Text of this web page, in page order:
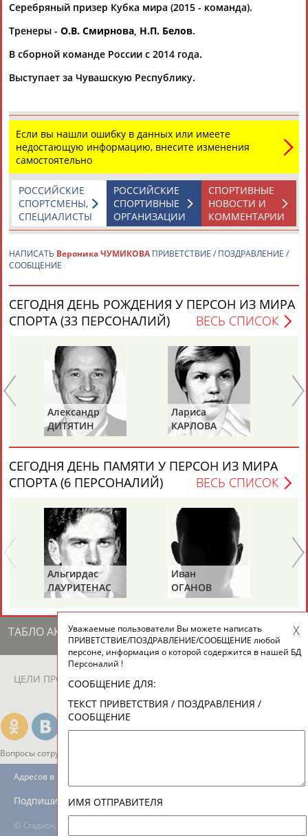
Флюра
БУЛАТОВА
Татьяна
Акжана
Каримжан
Аделя
Андрей
Герман
Рамазан
АБДУЛАЕВ
Тагир
АБДУЛАЕВ
Камиль
АБДУЛАЗИЗОВ
Загалав
АБДУЛБЕКОВ
Камалудин
АБДУЛДАУДОВ
Абдула
АБДУЛЖАЛИЛОВ
Магомед
АБДУЛКАГИРОВ
Назир
24 персон из 13181
ЕЩЁ ПЕРСОНЫ
ТАБЛО АКТИВНОСТИ
ЦЕЛИ ПРОЕКТА КОНТАКТЫ
Вопросы сотрудничества и совместной деятельности
© Стадион, 1998-2026
Адресов в новостной рассылке: 996
Подпишись
Серебряный призер Кубка мира (2015 - команда).
Тренеры - О.В. Смирнова, Н.П. Белов.
В сборной команде России с 2014 года.
Выступает за Чувашскую Республику.
Если вы нашли ошибку в данных или имеете
недостающую информацию, внесите изменения
самостоятельно
СПОРТИВНЫЕ
НОВОСТИ И
КОММЕНТАРИИ
РОССИЙСКИЕ
СПОРТИВНЫЕ
ОРГАНИЗАЦИИ
РОССИЙСКИЕ
СПОРТСМЕНЫ,
СПЕЦИАЛИСТЫ
НАПИСАТЬ Вероника ЧУМИКОВА ПРИВЕТСТВИЕ / ПОЗДРАВЛЕНИЕ /
СООБЩЕНИЕ
СЕГОДНЯ ДЕНЬ РОЖДЕНИЯ У ПЕРСОН ИЗ МИРА
СПОРТА (33 ПЕРСОНАЛИЙ)
ВЕСЬ СПИСОК
Александр
ДИТЯТИН
Лариса
КАРЛОВА
СЕГОДНЯ ДЕНЬ ПАМЯТИ У ПЕРСОН ИЗ МИРА
СПОРТА (6 ПЕРСОНАЛИЙ)
ВЕСЬ СПИСОК
Альгирдас
ЛАУРИТЕНАС
Иван
ОГАНОВ
Уважаемые пользователи Вы можете написать
ПРИВЕТСТВИЕ/ПОЗДРАВЛЕНИЕ/СООБЩЕНИЕ любой
персоне, информация о которой содержится в нашей БД
Персоналий !
СООБЩЕНИЕ ДЛЯ:
ТЕКСТ ПРИВЕТСТВИЯ / ПОЗДРАВЛЕНИЯ /
СООБЩЕНИЕ
ИМЯ ОТПРАВИТЕЛЯ